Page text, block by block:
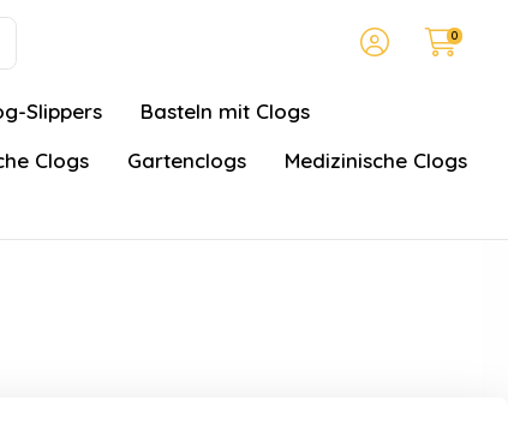
0
Slippers
Basteln mit Clogs
Clogs Gartenclogs
Medizinische Clogs